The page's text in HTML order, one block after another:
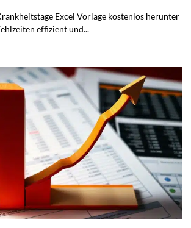
Excel Vorlage kostenlos herunter
effizient und...